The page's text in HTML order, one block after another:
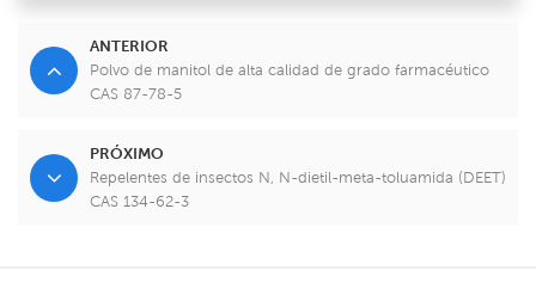
ANTERIOR
Polvo de manitol de alta calidad de grado farmacéutico
CAS 87-78-5
PRÓXIMO
Repelentes de insectos N, N-dietil-meta-toluamida (DEET)
CAS 134-62-3